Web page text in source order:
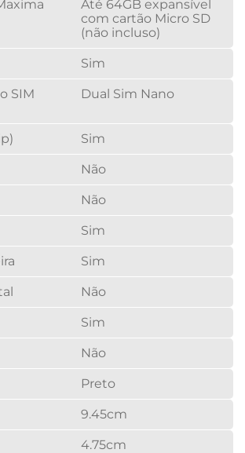
Até 64GB expansível
com cartão Micro SD
(não incluso)
Sim
SIM
Dual Sim Nano
Sim
Não
Não
Sim
Sim
Não
Sim
Não
Preto
9.45cm
4.75cm